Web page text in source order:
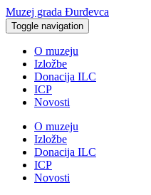
Muzej grada Đurđevca
Toggle navigation
O muzeju
Izložbe
Donacija ILC
ICP
Novosti
O muzeju
Izložbe
Donacija ILC
ICP
Novosti